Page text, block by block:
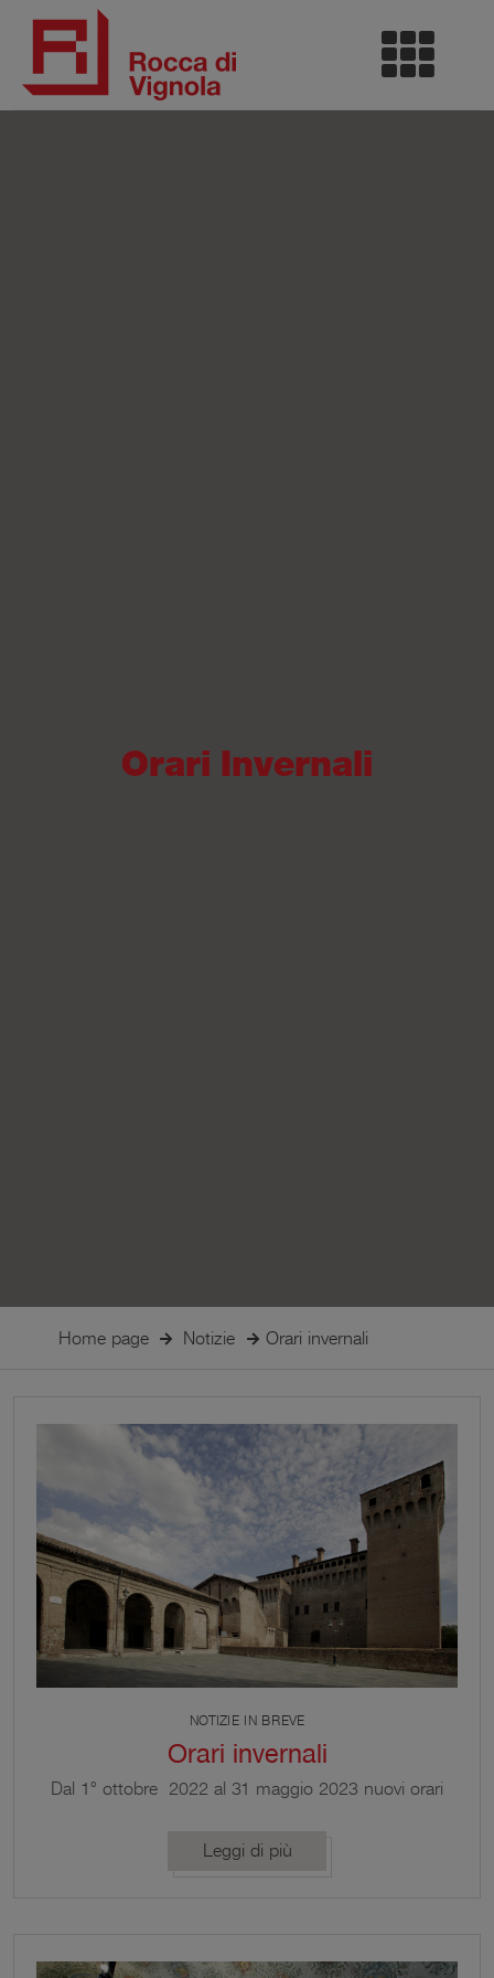
Orari Invernali
Home page Notizie Orari invernali
NOTIZIE IN BREVE
Orari invernali
Dal 1° ottobre 2022 al 31 maggio 2023 nuovi orari
Leggi di più